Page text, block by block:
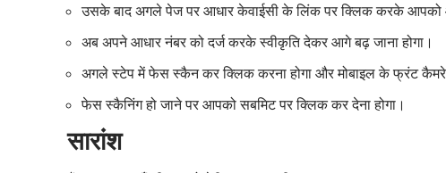
उसके बाद अगले पेज पर आधार केवाईसी के लिंक पर क्लिक करके आपको
अब अपने आधार नंबर को दर्ज करके स्वीकृति देकर आगे बढ़ जाना होगा।
अगले स्टेप में फेस स्कैन कर क्लिक करना होगा और मोबाइल के फ्रंट कैमरे
फेस स्कैनिंग हो जाने पर आपको सबमिट पर क्लिक कर देना होगा।
सारांश